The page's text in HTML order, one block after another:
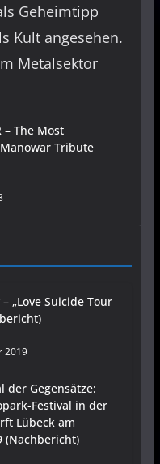
Geheimtipp
Kult angesehen.
Metalsektor
– The Most
Tribute
„Love Suicide Tour
2019
der Gegensätze:
Festival in der
Lübeck am
(Nachbericht)